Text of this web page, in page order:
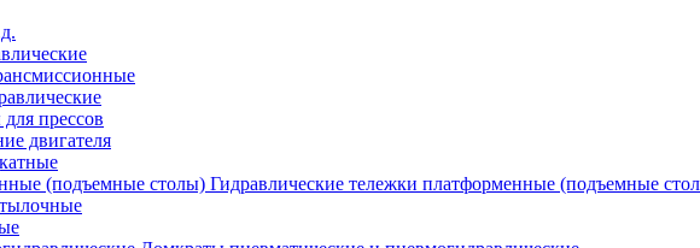
прессов
двигателя
Гидравлические тележки платформенные (подъемные